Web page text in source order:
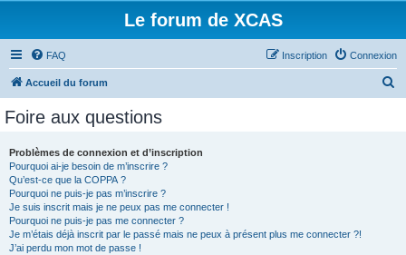
Le forum de XCAS
FAQ Connexion
Inscription
Accueil du forum
Foire aux questions
Problèmes de connexion et d’inscription
Pourquoi ai-je besoin de m’inscrire ?
Qu’est-ce que la COPPA ?
Pourquoi ne puis-je pas m’inscrire ?
Je suis inscrit mais je ne peux pas me connecter !
Pourquoi ne puis-je pas me connecter ?
Je m’étais déjà inscrit par le passé mais ne peux à présent plus me connecter ?!
J’ai perdu mon mot de passe !